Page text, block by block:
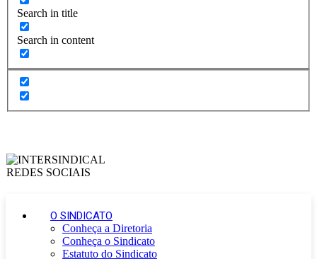
Search in title
Search in content
O SINDICATO
Conheça a Diretoria
Conheça o Sindicato
Estatuto do Sindicato